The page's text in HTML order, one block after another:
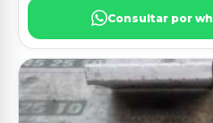
Consultar por